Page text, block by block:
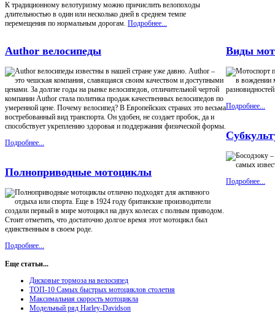
К традиционному велотуризму можно причислить велопоходы
длительностью в один или несколько дней в среднем темпе
перемещения по нормальным дорогам. Подробнее...
Author велосипеды
Author велосипеды известны в нашей стране уже давно. Author –
это чешская компания, славящаяся своим качеством и доступными
ценами. За долгие годы на рынке велосипедов, отличительной чертой
компании Author стала политика продаж качественных велосипедов по
умеренной цене. Почему велосипед? В Европейских странах это весьма
востребованный вид транспорта. Он удобен, не создает пробок, да и
способствует укреплению здоровья и поддержания физической формы.
Подробнее...
Полноприводные мотоциклы
Полноприводные мотоциклы отлично подходят для активного
отдыха или спорта. Еще в 1924 году британские производители
создали первый в мире мотоцикл на двух колесах с полным приводом.
Стоит отметить, что достаточно долгое время этот мотоцикл был
единственным в своем роде.
Подробнее...
Виды
Мотоспорт
в вождении
Подробнее...
Босодзоку –
самых
Подробнее...
Еще статьи...
Дисковые тормоза на велосипед
ТОП-10 Самых быстрых мотоциклов столетия
Максимальная скорость мотоцикла
Модельный ряд Harley-Davidson